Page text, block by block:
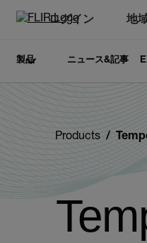
ログイン 地
製品 ニュース&記事
Products